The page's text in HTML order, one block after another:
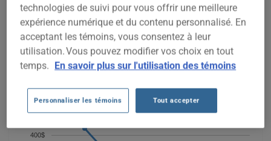
Essayez un autre modèle ou une autre année, ou
commencez une soumission pour un prix personnalisé.
Pour trouver la meilleur assurance pour votre véhicule
CHEVROLET MALIBU 2003, il est plus important que jamais de
comparer les options disponibles.
400$
technologies de suivi pour vous offrir une meilleure
expérience numérique et du contenu personnalisé. En
acceptant les témoins, vous consentez à leur
utilisation. Vous pouvez modifier vos choix en tout
temps. En savoir plus sur l'utilisation des témoins
Personnaliser les témoins Tout accepter